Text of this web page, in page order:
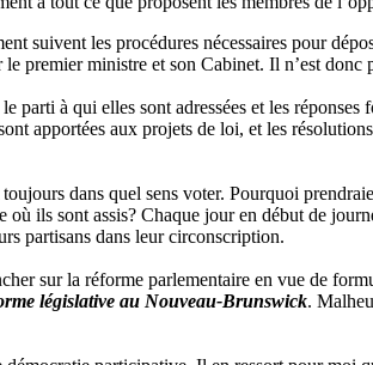
suivent les procédures nécessaires pour
premier ministre et son Cabinet. Il n’est
à qui elles sont adressées et les
apportées aux projets de loi, et les
dans quel sens voter. Pourquoi
ils sont assis? Chaque jour en début de
partisans dans leur circonscription.
sur la réforme parlementaire en vue de
législative au Nouveau-Brunswick.